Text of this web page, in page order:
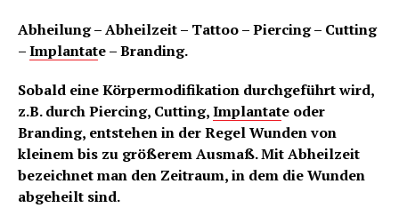
Abheilung – Abheilzeit – Tattoo – Piercing – Cutting
–Implantate – Branding.
Sobald eine Körpermodifikation durchgeführt wird,
z.B. durch Piercing, Cutting,Implantate oder
Branding, entstehen in der Regel Wunden von
kleinem bis zu größerem Ausmaß. Mit Abheilzeit
bezeichnet man den Zeitraum, in dem die Wunden
abgeheilt sind.